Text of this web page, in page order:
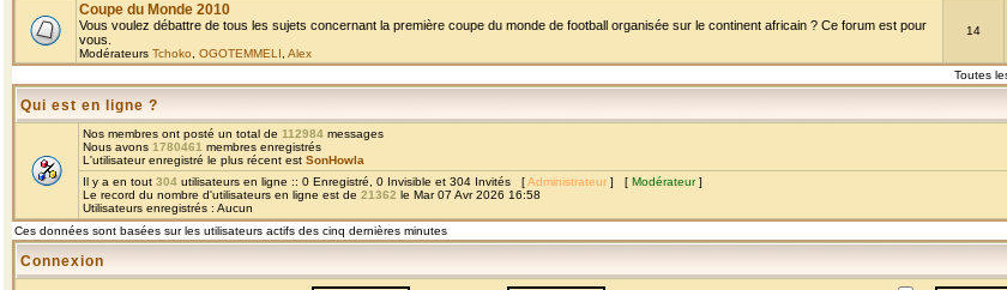
Coupe du Monde 2010
Vous voulez débattre de tous les sujets concernant la première coupe du monde de football organisée sur le continent africain ? Ce forum est pour
vous.
Modérateurs Tchoko OGOTEMMELI Alex
14
Toutes
Qui est en ligne ?
Nos membres ont posté un total de 112984 messages
Nous avons 1780461 membres enregistrés
L'utilisateur enregistré le plus récent est SonHowla
Il y a en tout 304 utilisateurs en ligne :: 0 Enregistré, 0 Invisible et 304 Invités [Administrateur ] [ Modérateur]
Le record du nombre d'utilisateurs en ligne est de 21362 le Mar 07 Avr 2026 16:58
Utilisateurs enregistrés : Aucun
Ces données sont basées sur les utilisateurs actifs des cinq dernières minutes
Connexion